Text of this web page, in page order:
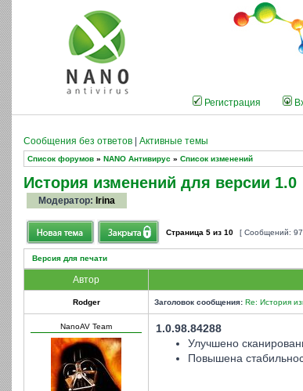
Регистрация
Сообщения без ответов Активные темы
Список форумов » NANO Антивирус » Список изменений
История изменений для версии 1.0
Модератор: Irina
Страница 5 из 10 [ Сообщений:
Версия для печати
Автор
Rodger Заголовок сообщения: Re: История
NanoAV Team
1.0.98.84288
Улучшено
Повышена